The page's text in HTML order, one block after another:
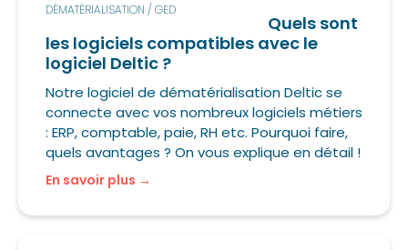
DÉMATÉRIALISATION / GED
Quels sont
les logiciels compatibles avec le
logiciel Deltic ?
Notre logiciel de dématérialisation Deltic se
connecte avec vos nombreux logiciels métiers
: ERP, comptable, paie, RH etc. Pourquoi faire,
quels avantages ? On vous explique en détail !
En savoir plus